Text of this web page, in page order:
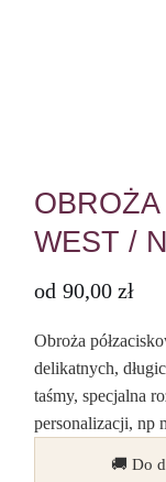
WEST /
od 90,00 zł
Obroża
delikatnych,
taśmy, specjalna
personalizacji, np
🚚 Do